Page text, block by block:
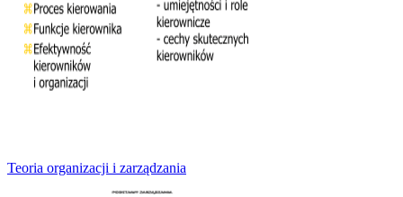
Teoria organizacji i zarządzania